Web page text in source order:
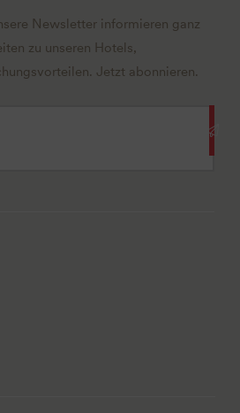
Newsletter informieren ganz
zu unseren Hotels,
Jetzt abonnieren.